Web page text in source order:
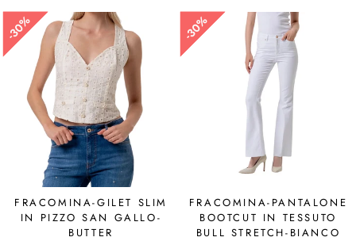
30%
30%
FRACOMINA-GILET SLIM
IN PIZZO SAN GALLO-
BUTTER
30%
30%
FRACOMINA-PANTALONE
BOOTCUT IN TESSUTO
BULL STRETCH-BIANCO